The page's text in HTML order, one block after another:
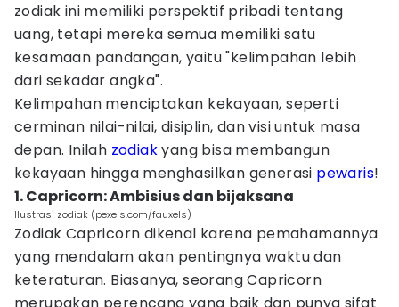
zodiak ini memiliki perspektif pribadi tentang
uang, tetapi mereka semua memiliki satu
kesamaan pandangan, yaitu "kelimpahan lebih
dari sekadar angka".
Kelimpahan menciptakan kekayaan, seperti
cerminan nilai-nilai, disiplin, dan visi untuk masa
depan. Inilah zodiakyang bisa membangun
kekayaan hingga menghasilkan generasi pewaris!
1. Capricorn: Ambisius dan bijaksana
Ilustrasi zodiak (pexels.com/fauxels)
Zodiak Capricorn dikenal karena pemahamannya
yang mendalam akan pentingnya waktu dan
keteraturan. Biasanya, seorang Capricorn